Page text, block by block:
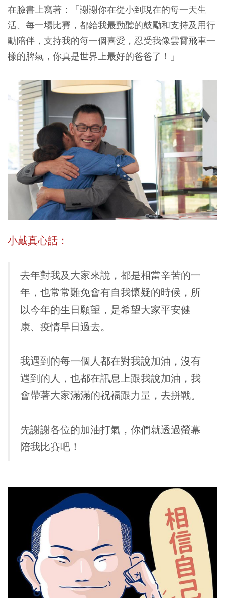
在臉書上寫著：「謝謝你在從小到現在的每一天生
活、每一場比賽，都給我最動聽的鼓勵和支持及用行
動陪伴，支持我的每一個喜愛，忍受我像雲霄飛車一
樣的脾氣，你真是世界上最好的爸爸了！」
小戴真心話：
去年對我及大家來說，都是相當辛苦的一
年，也常常難免會有自我懷疑的時候，所
以今年的生日願望，是希望大家平安健
康、疫情早日過去。
我遇到的每一個人都在對我說加油，沒有
遇到的人，也都在訊息上跟我說加油，我
會帶著大家滿滿的祝福跟力量，去拼戰。
先謝謝各位的加油打氣，你們就透過螢幕
陪我比賽吧！